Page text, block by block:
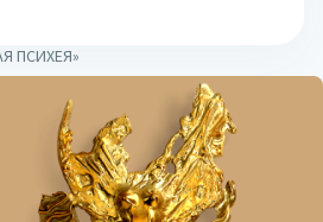
ПСИХЕЯ»